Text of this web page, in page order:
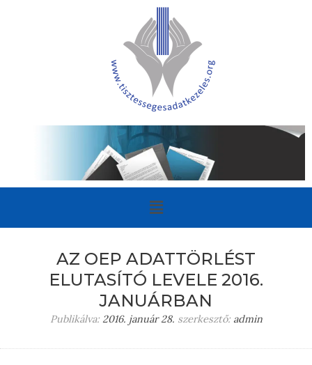
AZ OEP ADATTÖRLÉST
ELUTASÍTÓ LEVELE 2016.
JANUÁRBAN
Publikálva: 2016. január 28. szerkesztő: admin